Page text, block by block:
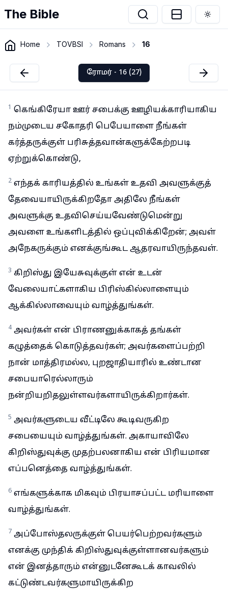
The Bible
Home TOVBSI Romans 16
ரோமர் - 16 (27)
1 கெங்கிரேயா ஊர் சபைக்கு ஊழியக்காரியாகிய
நம்முடைய சகோதரி பெபேயாளை நீங்கள்
கர்த்தருக்குள் பரிசுத்தவான்களுக்கேற்றபடி
ஏற்றுக்கொண்டு,
2 எந்தக் காரியத்தில் உங்கள் உதவி அவளுக்குத்
தேவையாயிருக்கிறதோ அதிலே நீங்கள்
அவளுக்கு உதவிசெய்யவேண்டுமென்று
அவளை உங்களிடத்தில் ஒப்புவிக்கிறேன்; அவள்
அநேகருக்கும் எனக்குங்கூட ஆதரவாயிருந்தவள்.
3 கிறிஸ்து இயேசுவுக்குள் என் உடன்
வேலையாட்களாகிய பிரிஸ்கில்லாளையும்
ஆக்கில்லாவையும் வாழ்த்துங்கள்.
4 அவர்கள் என் பிராணனுக்காகத் தங்கள்
கழுத்தைக் கொடுத்தவர்கள்; அவர்களைப்பற்றி
நான் மாத்திரமல்ல, புறஜாதியாரில் உண்டான
சபையாரெல்லாரும்
நன்றியறிதலுள்ளவர்களாயிருக்கிறார்கள்.
5 அவர்களுடைய வீட்டிலே கூடிவருகிற
சபையையும் வாழ்த்துங்கள். அகாயாவிலே
கிறிஸ்துவுக்கு முதற்பலனாகிய என் பிரியமான
எப்பனெத்தை வாழ்த்துங்கள்.
6 எங்களுக்காக மிகவும் பிரயாசப்பட்ட மரியாளை
வாழ்த்துங்கள்.
7 அப்போஸ்தலருக்குள் பெயர்பெற்றவர்களும்
எனக்கு முந்திக் கிறிஸ்துவுக்குள்ளானவர்களும்
என் இனத்தாரும் என்னுடனேகூடக் காவலில்
கட்டுண்டவர்களுமாயிருக்கிற